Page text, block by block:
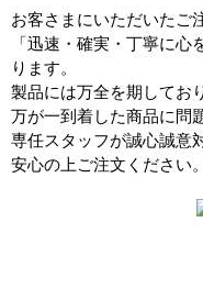
お客さまにいただいたご
「迅速・確実・丁寧に
ります。
製品には万全を期してお
万が一到着した商品に問
専任スタッフが誠心誠意
安心の上ご注文ください。